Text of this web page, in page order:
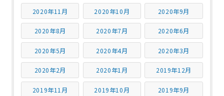
2020年11月 2020年10月 2020年9月
2020年8月 2020年7月 2020年6月
2020年5月 2020年4月 2020年3月
2020年2月 2020年1月 2019年12月
2019年11月 2019年10月 2019年9月